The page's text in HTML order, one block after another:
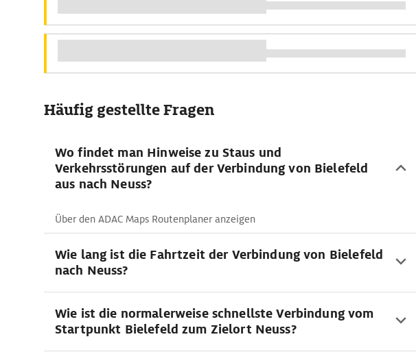
Häufig gestellte Fragen
Wo findet man Hinweise zu Staus und
Verkehrsstörungen auf der Verbindung von Bielefeld
aus nach Neuss?
Über den ADAC Maps Routenplaner anzeigen
Wie lang ist die Fahrtzeit der Verbindung von Bielefeld
nach Neuss?
Wie ist die normalerweise schnellste Verbindung vom
Startpunkt Bielefeld zum Zielort Neuss?